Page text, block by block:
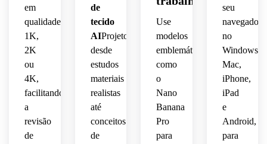
à
mão,
sensação
de
textura
de
humor
moderno
calmo,
composição
espaçosa,
estofamento
profundidade
semelhante
composição
humor
artesanal,
humor
groovy
enérgico,
repetitiva
de
em
qualidade
1K,
2K
ou
4K,
facilitando
a
revisão
de
de
tecido
AIProjetos,
desde
estudos
materiais
realistas
até
conceitos
de
Use
modelos
emblemáticos
como
o
Nano
Banana
Pro
para
seu
navegador
no
Windows,
Mac,
iPhone,
iPad
e
Android,
para